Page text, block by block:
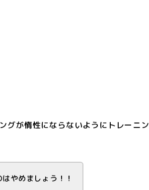
グが惰性にならないようにトレーニン
やめましょう！！